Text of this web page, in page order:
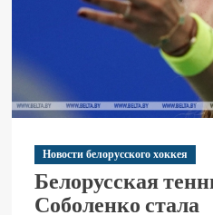
Новости белорусского хоккея
Белорусская
Соболенко стала